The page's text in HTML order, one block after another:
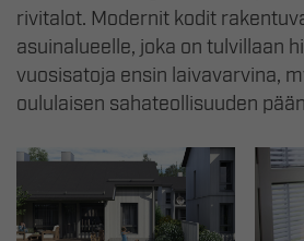
rivitalot. Modernit kodit
asuinalueelle, joka on tulvillaan
vuosisatoja ensin laivavarvina,
oululaisen sahateollisuuden